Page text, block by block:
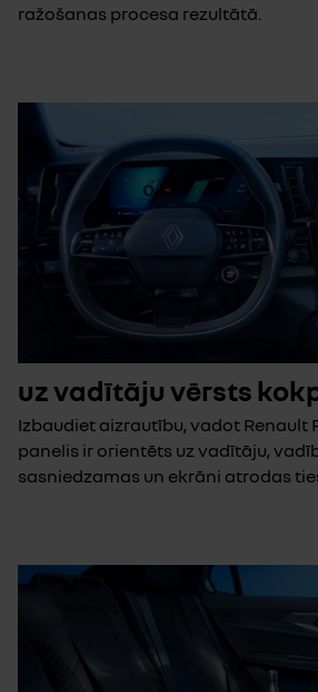
ražošanas procesa rezultātā.
uz vadītāju vērsts
Izbaudiet aizrautību, vadot Renault
panelis ir orientēts uz vadītāju,
sasniedzamas un ekrāni atrodas